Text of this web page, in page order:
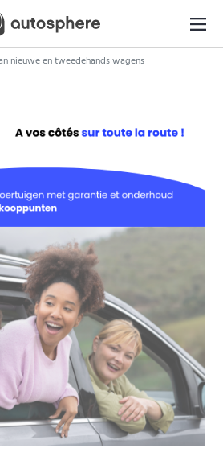
nieuwe en tweedehands wagens